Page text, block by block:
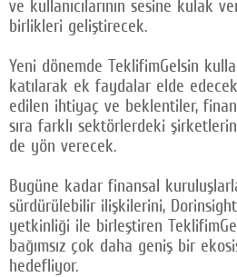
ve kullanıcılarının sesine kulak
birlikleri geliştirecek.
Yeni dönemde TeklifimGelsin
katılarak ek faydalar elde
edilen ihtiyaç ve beklentiler,
sıra farklı sektörlerdeki
de yön verecek.
Bugüne kadar finansal
sürdürülebilir ilişkilerini,
yetkinliği ile birleştiren
bağımsız çok daha geniş bir
hedefliyor.